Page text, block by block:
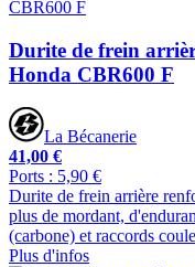
Durite de frein
Honda CBR600 F
La Bécanerie
41,00 €
Ports : 5,90 €
Durite de frein arrière
plus de mordant,
(carbone) et raccords
Plus d'infos